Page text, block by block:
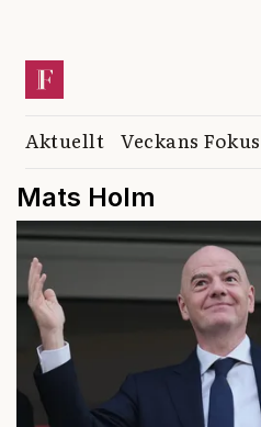
Aktuellt Veckans Fokus
Mats Holm